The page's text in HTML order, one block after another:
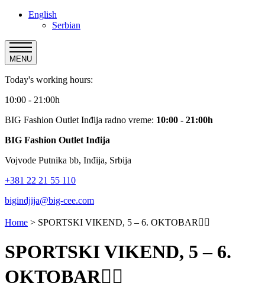
English
Serbian
MENU
Today's working hours:
10:00 - 21:00h
BIG Fashion Outlet Inđija radno vreme: 10:00 - 21:00h
BIG Fashion Outlet Inđija
Vojvode Putnika bb, Inđija, Srbija
+381 22 21 55 110
bigindjija@big-cee.com
Home > SPORTSKI VIKEND, 5 – 6. OKTOBAR🏃‍♀️
SPORTSKI VIKEND, 5 – 6.
OKTOBAR🏃‍♀️